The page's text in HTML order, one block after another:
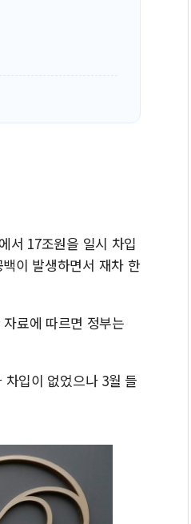
서 17조원을 일시 차입
이 발생하면서 재차 한
료에 따르면 정부는
입이 없었으나 3월 들